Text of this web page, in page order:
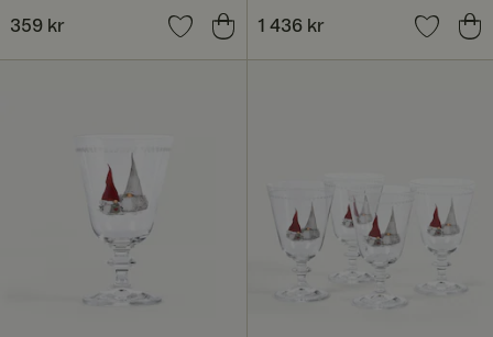
Pris :359 kr
359 kr Pris: 1 436 kr
1 436 kr